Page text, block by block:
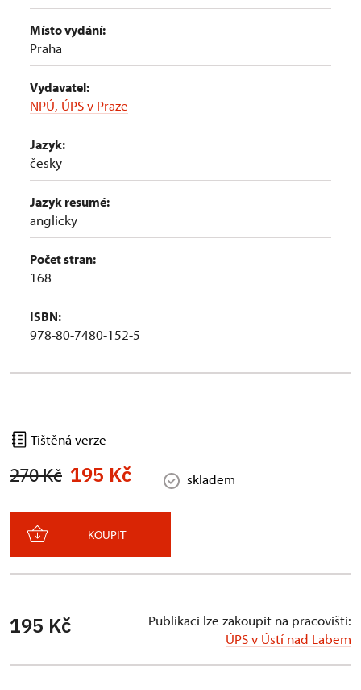
Místo vydání:
Praha
Vydavatel:
NPÚ, ÚPS v Praze
Jazyk:
česky
Jazyk resumé:
anglicky
Počet stran:
168
ISBN:
978-80-7480-152-5
Tištěná verze
270 Kč 195 Kč skladem
KOUPIT
195 Kč
Publikaci lze zakoupit na pracovišti:
ÚPS v Ústí nad Labem